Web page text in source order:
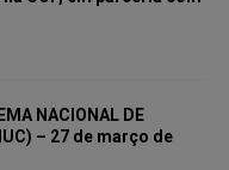
NACIONAL DE
– 27 de março de